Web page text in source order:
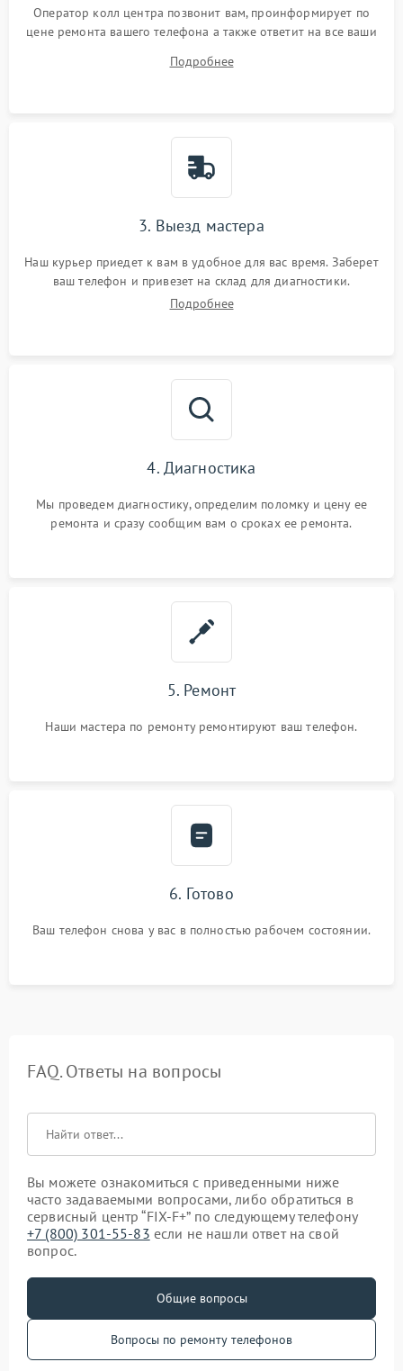
Оператор колл центра позвонит вам, проинформирует по
цене ремонта вашего телефона а также ответит на все ваши
Подробнее
3. Выезд мастера
Наш курьер приедет к вам в удобное для вас время. Заберет
ваш телефон и привезет на склад для диагностики.
Подробнее
4. Диагностика
Мы проведем диагностику, определим поломку и цену ее
ремонта и сразу сообщим вам о сроках ее ремонта.
5. Ремонт
Наши мастера по ремонту ремонтируют ваш телефон.
6. Готово
Ваш телефон снова у вас в полностью рабочем состоянии.
FAQ. Ответы на вопросы
Вы можете ознакомиться с приведенными ниже
часто задаваемыми вопросами, либо обратиться в
сервисный центр “FIX-F+” по следующему телефону
+7 (800) 301-55-83 если не нашли ответ на свой
вопрос.
Общие вопросы
Вопросы по ремонту телефонов